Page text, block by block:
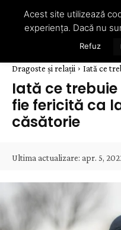
Dragoste și relații Iată ce
Iată ce
fie fericită ca
căsătorie
Ultima actualizare: apr. 5,
Acest site utilizează
experiența. Dacă nu
Refuz